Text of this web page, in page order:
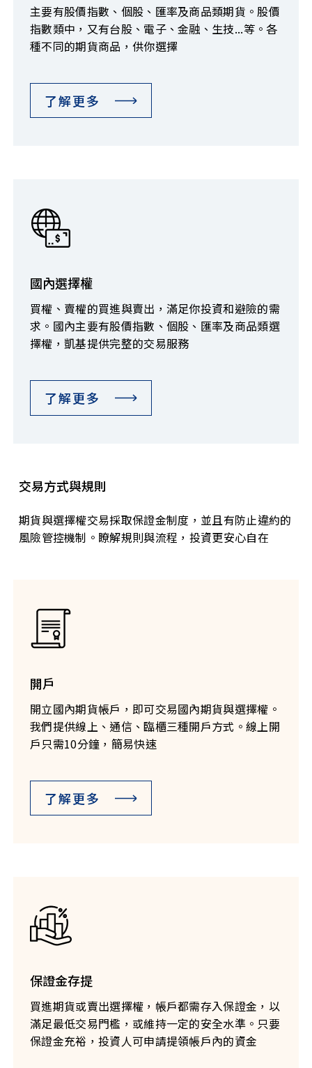
主要有股價指數、個股、匯率及商品類期貨。股價
指數類中，又有台股、電子、金融、生技...等。各
種不同的期貨商品，供你選擇
了解更多
國內選擇權
買權、賣權的買進與賣出，滿足你投資和避險的需
求。國內主要有股價指數、個股、匯率及商品類選
擇權，凱基提供完整的交易服務
了解更多
交易方式與規則
期貨與選擇權交易採取保證金制度，並且有防止違約的
風險管控機制。瞭解規則與流程，投資更安心自在
開戶
開立國內期貨帳戶，即可交易國內期貨與選擇權。
我們提供線上、通信、臨櫃三種開戶方式。線上開
戶只需10分鐘，簡易快速
了解更多
保證金存提
買進期貨或賣出選擇權，帳戶都需存入保證金，以
滿足最低交易門檻，或維持一定的安全水準。只要
保證金充裕，投資人可申請提領帳戶內的資金